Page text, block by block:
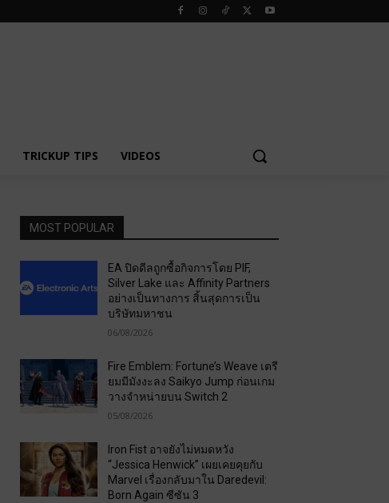
TRICKUP TIPS VIDEOS
MOST POPULAR
EA ปิดดีลถูกซื้อกิจการโดย PIF,
Silver Lake และ Affinity Partners
อย่างเป็นทางการ สิ้นสุดการเป็น
บริษัทมหาชน
06/08/2026
Fire Emblem: Fortune’s Weave เตรี
ยมมีมังงะลง Saikyo Jump ก่อนเกม
วางจำหน่ายบน Switch 2
05/08/2026
Iron Fist อาจยังไม่หมดหวัง
“Jessica Henwick” เผยเคยคุยกับ
Marvel เรื่องกลับมาใน Daredevil:
Born Again ซีซัน 3